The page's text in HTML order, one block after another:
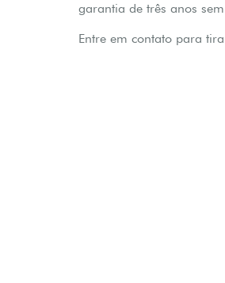
garantia de três anos
Entre em contato para